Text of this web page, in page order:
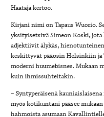
Haataja kertoo.
Kirjani nimi on Tapaus Wuorio.
yksityisetsivä Simeon Koski,
adjektiivit älykäs,
keskittyvät pääosin Helsinkiin ja
moderni huumebisnes. Mukaan
kuin ihmissuhteitakin.
– Syntyperäisenä
myös kotikuntani pääsee
hahmoista asumaan